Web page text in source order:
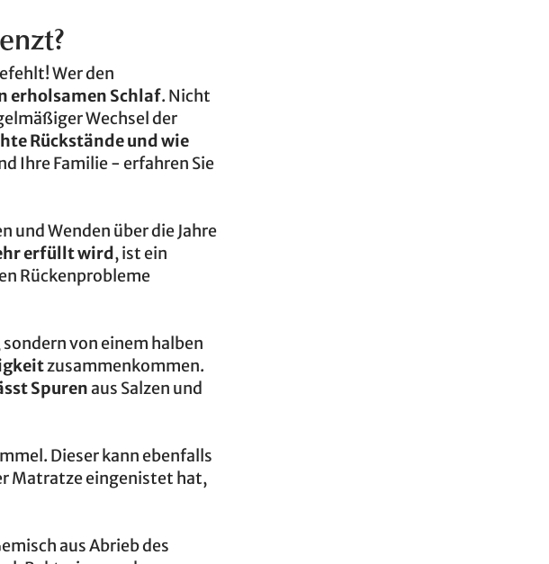
Wer den
erholsamen Schlaf. Nicht
Wechsel der
Rückstände und wie
Ihre Familie - erfahren Sie
und Wenden über die Jahre
erfüllt wird, ist ein
Rückenprobleme
von einem halben
zusammenkommen.
Spurenaus Salzen und
Dieser kann ebenfalls
Matratze eingenistet hat,
aus Abrieb des